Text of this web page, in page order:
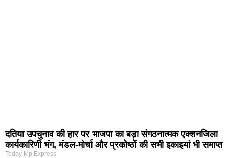
दतिया उपचुनाव की हार पर भाजपा का बड़ा संगठनात्मक एक्शनजिला
कार्यकारिणी भंग, मंडल-मोर्चा और प्रकोष्ठों की सभी इकाइयां भी समाप्त
Today Mp Express